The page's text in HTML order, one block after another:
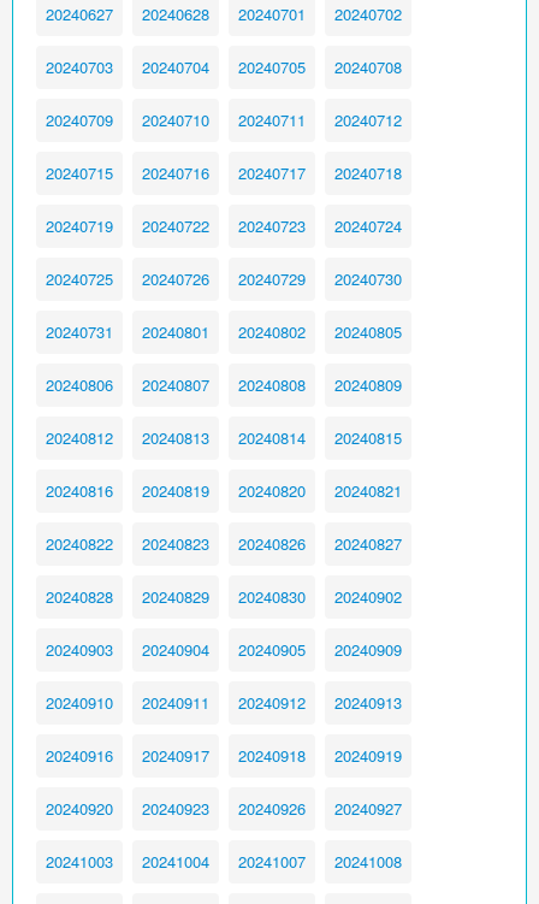
20240627 20240628 20240701 20240702
20240703 20240704 20240705 20240708
20240709 20240710 20240711 20240712
20240715 20240716 20240717 20240718
20240719 20240722 20240723 20240724
20240725 20240726 20240729 20240730
20240731 20240801 20240802 20240805
20240806 20240807 20240808 20240809
20240812 20240813 20240814 20240815
20240816 20240819 20240820 20240821
20240822 20240823 20240826 20240827
20240828 20240829 20240830 20240902
20240903 20240904 20240905 20240909
20240910 20240911 20240912 20240913
20240916 20240917 20240918 20240919
20240920 20240923 20240926 20240927
20241003 20241004 20241007 20241008